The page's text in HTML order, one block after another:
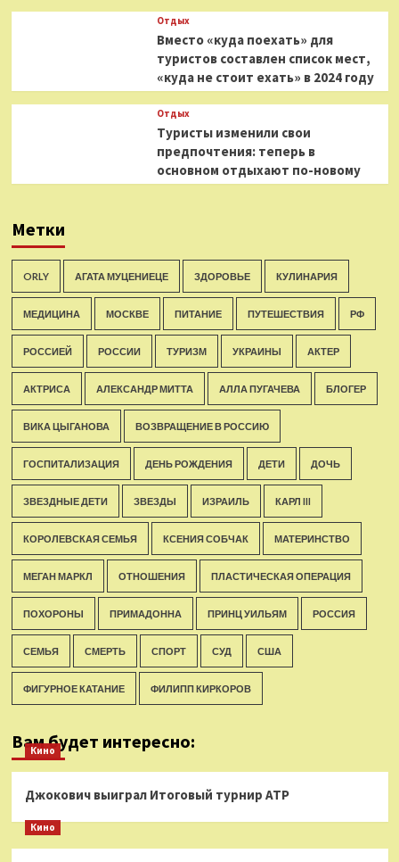
Отдых
Вместо «куда поехать» для
туристов составлен список мест,
«куда не стоит ехать» в 2024 году
Отдых
Туристы изменили свои
предпочтения: теперь в
основном отдыхают по-новому
Метки
ORLY АГАТА МУЦЕНИЕЦЕ ЗДОРОВЬЕ КУЛИНАРИЯ
МЕДИЦИНА МОСКВЕ ПИТАНИЕ ПУТЕШЕСТВИЯ РФ
РОССИЕЙ РОССИИ ТУРИЗМ УКРАИНЫ АКТЕР
АКТРИСА АЛЕКСАНДР МИТТА АЛЛА ПУГАЧЕВА БЛОГЕР
ВИКА ЦЫГАНОВА ВОЗВРАЩЕНИЕ В РОССИЮ
ГОСПИТАЛИЗАЦИЯ ДЕНЬ РОЖДЕНИЯ ДЕТИ ДОЧЬ
ЗВЕЗДНЫЕ ДЕТИ ЗВЕЗДЫ ИЗРАИЛЬ КАРЛ III
КОРОЛЕВСКАЯ СЕМЬЯ КСЕНИЯ СОБЧАК МАТЕРИНСТВО
МЕГАН МАРКЛ ОТНОШЕНИЯ ПЛАСТИЧЕСКАЯ ОПЕРАЦИЯ
ПОХОРОНЫ ПРИМАДОННА ПРИНЦ УИЛЬЯМ РОССИЯ
СЕМЬЯ СМЕРТЬ СПОРТ СУД США
ФИГУРНОЕ КАТАНИЕ ФИЛИПП КИРКОРОВ
Вам будет интересно:
Кино
Джокович выиграл Итоговый турнир ATP
Кино